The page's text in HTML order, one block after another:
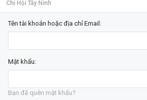
Chi Hội Tây Ninh
Tên tài khoản hoặc địa chỉ Email:
Mật khẩu:
Bạn đã quên mật khẩu?